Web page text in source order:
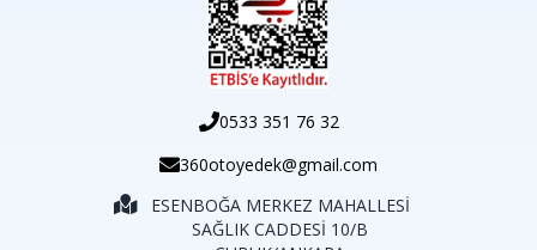
0533 351 76 32
360otoyedek@gmail.com
ESENBOĞA MERKEZ MAHALLESİ
SAĞLIK CADDESİ 10/B